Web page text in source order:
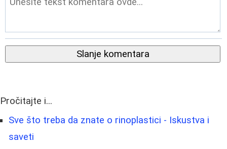
Slanje komentara
Pročitajte i...
Sve što treba da znate o rinoplastici - Iskustva i
saveti